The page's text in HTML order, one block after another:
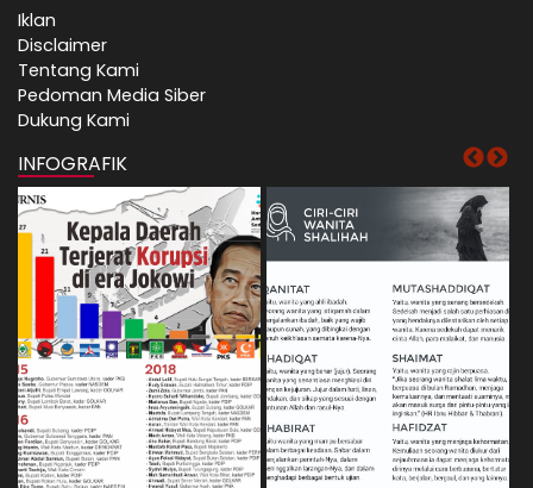
Iklan
Disclaimer
Tentang Kami
Pedoman Media Siber
Dukung Kami
INFOGRAFIK